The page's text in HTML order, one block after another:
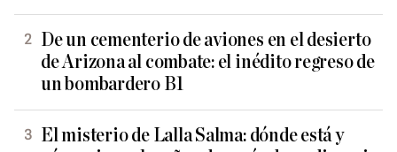
De un cementerio de aviones en el desierto
de Arizona al combate: el inédito regreso de
un bombardero B1
El misterio de Lalla Salma: dónde está y